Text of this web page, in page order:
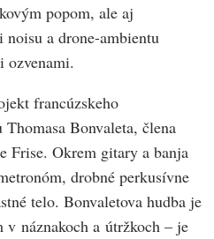
popom, ale aj
a drone-ambientu
ozvenami.
francúzskeho
Bonvaleta, člena
Frise. Okrem gitary a banja
drobné perkusívne
telo. Bonvaletova hudba je
náznakoch a útržkoch – je